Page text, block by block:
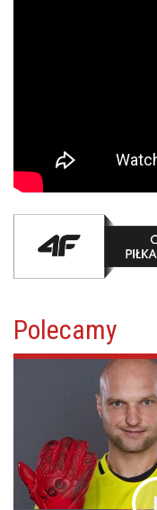
Polecamy